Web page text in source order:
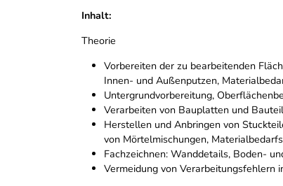
Inhalt:
Theorie
Vorbereiten der zu bearbeitenden
Innen- und Außenputzen,
Untergrundvorbereitung,
Verarbeiten von Bauplatten und
Herstellen und Anbringen von
von Mörtelmischungen,
Fachzeichnen: Wanddetails, Boden-
Vermeidung von Verarbeitungsfehlern